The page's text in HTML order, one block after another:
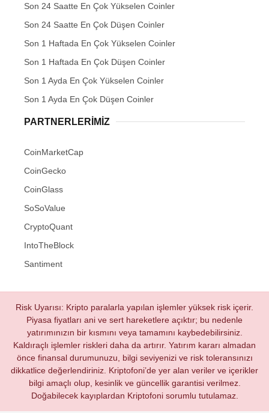
Son 24 Saatte En Çok Yükselen Coinler
Son 24 Saatte En Çok Düşen Coinler
Son 1 Haftada En Çok Yükselen Coinler
Son 1 Haftada En Çok Düşen Coinler
Son 1 Ayda En Çok Yükselen Coinler
Son 1 Ayda En Çok Düşen Coinler
PARTNERLERIMIZ
CoinMarketCap
CoinGecko
CoinGlass
SoSoValue
CryptoQuant
IntoTheBlock
Santiment
Risk Uyarısı: Kripto paralarla yapılan işlemler yüksek risk içerir.
Piyasa fiyatları ani ve sert hareketlere açıktır; bu nedenle
yatırımınızın bir kısmını veya tamamını kaybedebilirsiniz.
Kaldıraçlı işlemler riskleri daha da artırır. Yatırım kararı almadan
önce finansal durumunuzu, bilgi seviyenizi ve risk toleransınızı
dikkatlice değerlendiriniz. Kriptofoni’de yer alan veriler ve içerikler
bilgi amaçlı olup, kesinlik ve güncellik garantisi verilmez.
Doğabilecek kayıplardan Kriptofoni sorumlu tutulamaz.